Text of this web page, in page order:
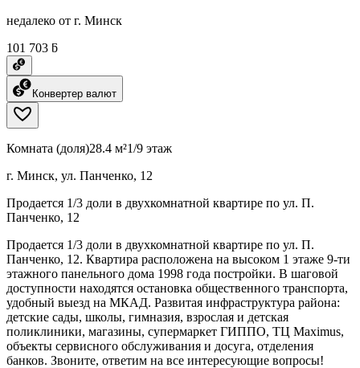
недалеко от г. Минск
101 703 ƃ
Конвертер валют
Комната (доля)28.4 м²1/9 этаж
г. Минск, ул. Панченко, 12
Продается 1/3 доли в двухкомнатной квартире по ул. П.
Панченко, 12
Продается 1/3 доли в двухкомнатной квартире по ул. П.
Панченко, 12. Квартира расположена на высоком 1 этаже 9-ти
этажного панельного дома 1998 года постройки. В шаговой
доступности находятся остановка общественного транспорта,
удобный выезд на МКАД. Развитая инфраструктура района:
детские сады, школы, гимназия, взрослая и детская
поликлиники, магазины, супермаркет ГИППО, ТЦ Maximus,
объекты сервисного обслуживания и досуга, отделения
банков. Звоните, ответим на все интересующие вопросы!